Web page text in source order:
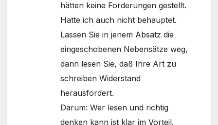
hätten keine Forderungen gestellt.
Hatte ich auch nicht behauptet.
Lassen Sie in jenem Absatz die
eingeschobenen Nebensätze weg,
dann lesen Sie, daß Ihre Art zu
schreiben Widerstand
herausfordert.
Darum: Wer lesen und richtig
denken kann ist klar im Vorteil.